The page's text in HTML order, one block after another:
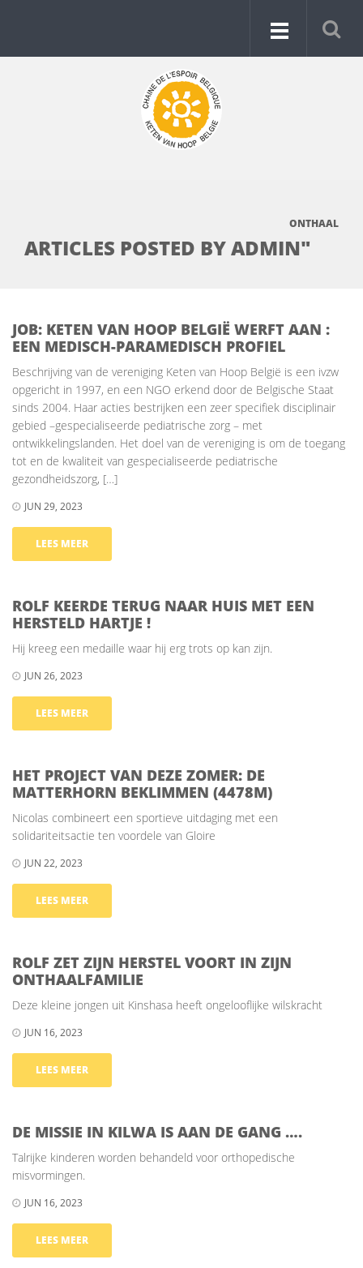
ONTHAAL
ARTICLES POSTED BY ADMIN"
JOB: KETEN VAN HOOP BELGIË WERFT AAN :
EEN MEDISCH-PARAMEDISCH PROFIEL
Beschrijving van de vereniging Keten van Hoop België is een ivzw
opgericht in 1997, en een NGO erkend door de Belgische Staat
sinds 2004. Haar acties bestrijken een zeer specifiek disciplinair
gebied –gespecialiseerde pediatrische zorg – met
ontwikkelingslanden. Het doel van de vereniging is om de toegang
tot en de kwaliteit van gespecialiseerde pediatrische
gezondheidszorg, […]
JUN 29, 2023
LEES MEER
ROLF KEERDE TERUG NAAR HUIS MET EEN
HERSTELD HARTJE !
Hij kreeg een medaille waar hij erg trots op kan zijn.
JUN 26, 2023
LEES MEER
HET PROJECT VAN DEZE ZOMER: DE
MATTERHORN BEKLIMMEN (4478M)
Nicolas combineert een sportieve uitdaging met een
solidariteitsactie ten voordele van Gloire
JUN 22, 2023
LEES MEER
ROLF ZET ZIJN HERSTEL VOORT IN ZIJN
ONTHAALFAMILIE
Deze kleine jongen uit Kinshasa heeft ongelooflijke wilskracht
JUN 16, 2023
LEES MEER
DE MISSIE IN KILWA IS AAN DE GANG ….
Talrijke kinderen worden behandeld voor orthopedische
misvormingen.
JUN 16, 2023
LEES MEER